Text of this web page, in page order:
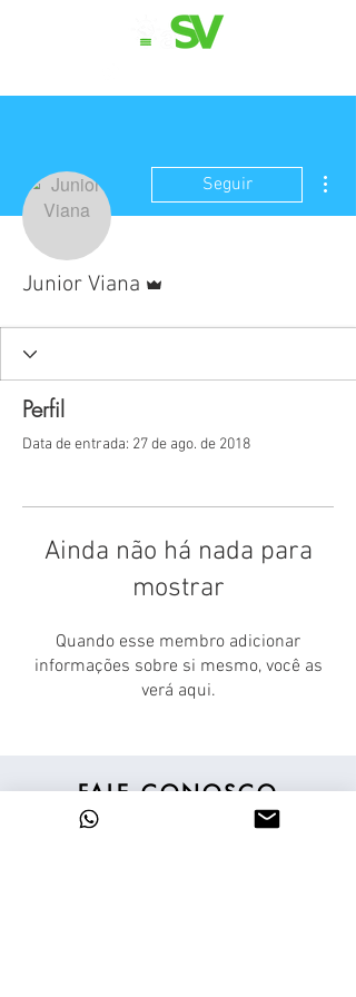
Seguir
Junior Viana
Perfil
Data de entrada: 27 de ago. de 2018
Ainda não há nada para
mostrar
Quando esse membro adicionar
informações sobre si mesmo, você as
verá aqui.
FALE CONOSCO